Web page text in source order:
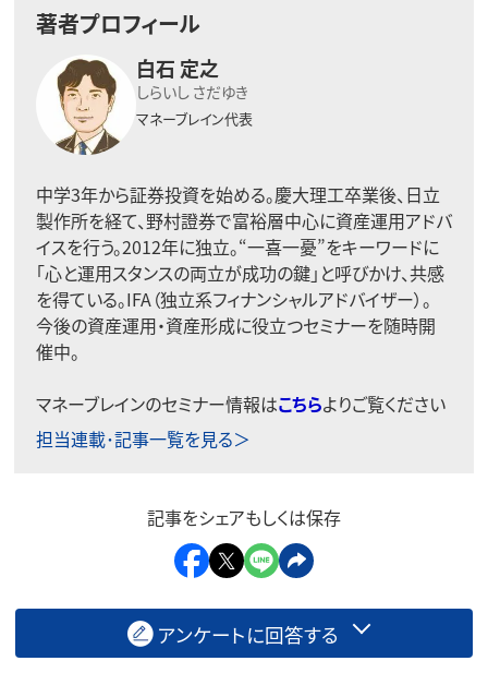
著者プロフィール
白石 定之
しらいし さだゆき
マネーブレイン代表
中学3年から証券投資を始める。慶大理工卒業後、日立
製作所を経て、野村證券で富裕層中心に資産運用アドバ
イスを行う。2012年に独立。“一喜一憂”をキーワードに
「心と運用スタンスの両立が成功の鍵」と呼びかけ、共感
を得ている。IFA（独立系フィナンシャルアドバイザー）。
今後の資産運用・資産形成に役立つセミナーを随時開
催中。
マネーブレインのセミナー情報はこちらよりご覧ください
担当連載･記事一覧を見る＞
記事をシェアもしくは保存
アンケートに回答する